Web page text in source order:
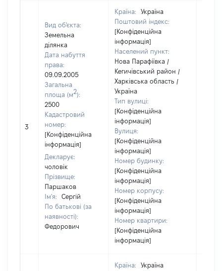
3
Вид об'єкта:
Земельна
ділянка
Дата набуття
права:
09.09.2005
Загальна
площа (м2):
2500
Кадастровий
номер:
[Конфіденційна
інформація]
Декларує:
чоловік
Прізвище:
Паршаков
Ім'я:
Сергій
По батькові (за
наявності):
Федорович
Країна:
Україна
Поштовий індекс:
[Конфіденційна
інформація]
Населений пункт:
Нова Парафіївка /
Кегичівський район /
Харківська область /
Україна
Тип вулиці:
[Конфіденційна
інформація]
Вулиця:
[Конфіденційна
інформація]
Номер будинку:
[Конфіденційна
інформація]
Номер корпусу:
[Конфіденційна
інформація]
Номер квартири:
[Конфіденційна
інформація]
Країна:
Україна